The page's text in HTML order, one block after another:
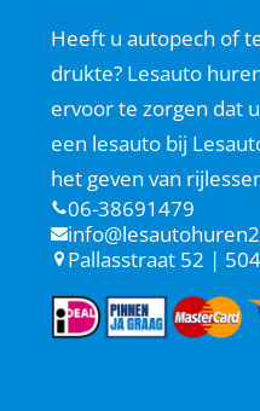
Heeft u autopech of
drukte? Lesauto
ervoor te zorgen dat
een lesauto bij
het geven van
06-38691479
Pallasstraat 52 |